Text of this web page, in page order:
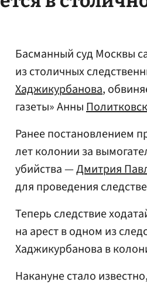
Басманный суд Москвы
из столичных
Хаджикурбанова,
газеты» Анны
Ранее постановлением
лет колонии за
убийства —Дмитрия
для проведения
Теперь следствие
на арест в одном из
Хаджикурбанова в
Накануне стало